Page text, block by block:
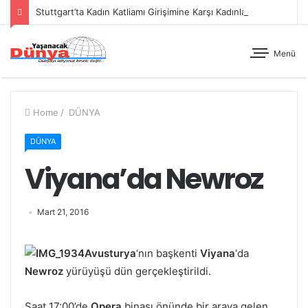
Menü
Home / DÜNYA
DÜNYA
Viyana’da Newroz
Mart 21, 2016
Avusturya‘nın başkenti Viyana‘da
Newroz yürüyüşü dün gerçekleştirildi.